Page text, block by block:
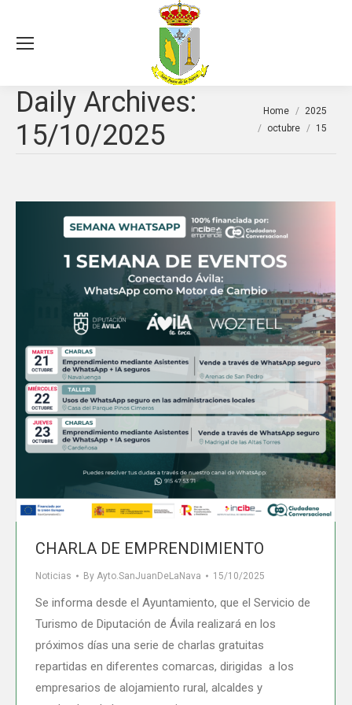
Daily Archives:
15/10/2025
You are here:
Home
2025
octubre
15
CHARLA DE EMPRENDIMIENTO
Noticias By Ayto.SanJuanDeLaNava 15/10/2025
Se informa desde el Ayuntamiento, que el Servicio de
Turismo de Diputación de Ávila realizará en los
próximos días una serie de charlas gratuitas
repartidas en diferentes comarcas, dirigidas a los
empresarios de alojamiento rural, alcaldes y